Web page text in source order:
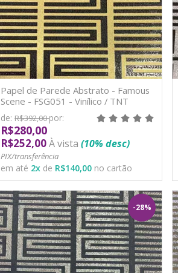
Papel de Parede Abstrato - Famous
Scene - FSG051 - Vinílico / TNT
de: R$392,00por:
R$280,00
R$252,00À vista (10% desc)
PIX/transferência
em até 2x de R$140,00 no cartão
-28%